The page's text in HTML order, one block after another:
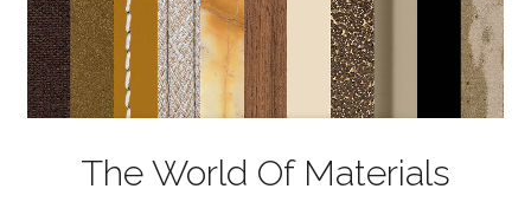
The World Of Materials